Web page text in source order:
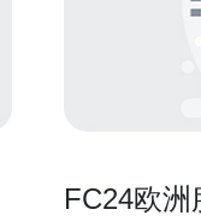
FC24欧